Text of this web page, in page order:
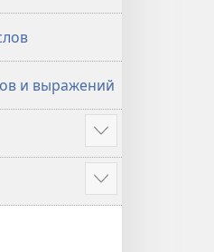
и выражений
Подробнее
Подробнее